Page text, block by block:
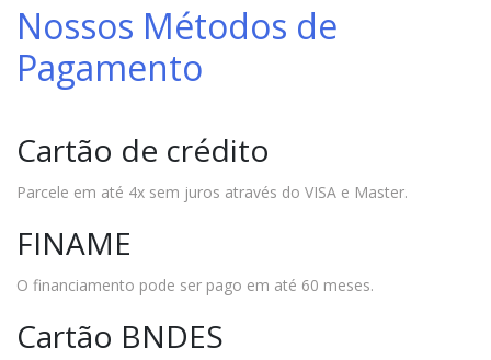
Nossos Métodos de
Pagamento
Cartão de crédito
Parcele em até 4x sem juros através do VISA e Master.
FINAME
O financiamento pode ser pago em até 60 meses.
Cartão BNDES